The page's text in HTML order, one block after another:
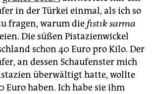
in der Türkei einmal, als ich so
fragen, warum die fıstık sarma
Die süßen Pistazienwickel
schon 40 Euro pro Kilo. Der
an dessen Schaufenster mich
überwältigt hatte, wollte
Euro haben. Ich habe sie ihm